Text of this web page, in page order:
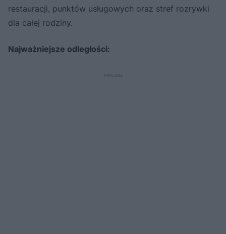
restauracji, punktów usługowych oraz stref rozrywki
dla całej rodziny.
Najważniejsze odległości: